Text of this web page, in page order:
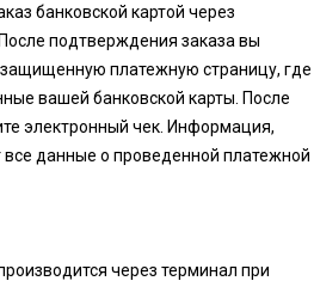
банковской картой через
подтверждения заказа вы
платежную страницу, где
вашей банковской карты. После
электронный чек. Информация,
все данные о проведенной платежной
через терминал при